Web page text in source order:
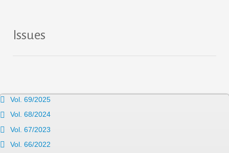
Issues
Vol. 69/2025
Vol. 68/2024
Vol. 67/2023
Vol. 66/2022